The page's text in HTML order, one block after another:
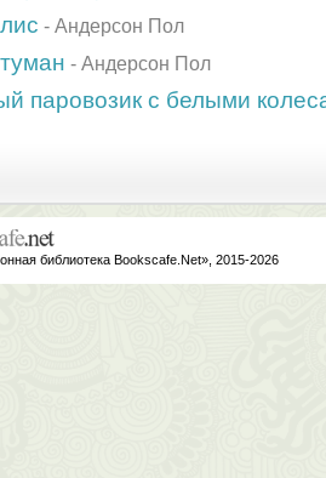
- Андерсон Пол
- Андерсон Пол
паровозик с белыми
библиотека Bookscafe.Net», 2015-2026